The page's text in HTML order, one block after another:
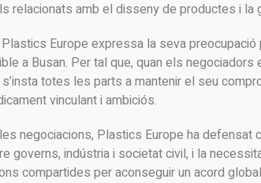
relacionats amb el disseny de productes i la
Europe expressa la seva
a Busan. Per tal que, quan els negociadors
totes les parts a mantenir el seu
vinculant i ambiciós.
negociacions, Plastics Europe ha defensat
governs, indústria i societat civil, i la
compartides per aconseguir un acord